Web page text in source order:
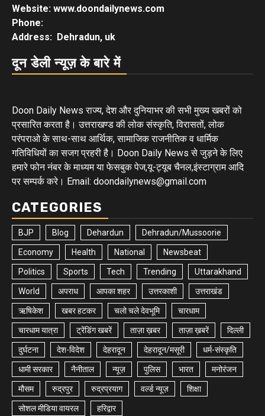
Website: www.doondailynews.com
Phone:
Address: Dehradun, uk
दून डेली न्यूज़ के बारे में
Doon Daily News राज्य, देश और दुनियाभर की सभी मुख्य खबरों को
प्रसारित करता है। उत्तराखण्ड की लोक संस्कृति, विरासतों, लोक
परंपराओ के साथ-साथ आर्थिक, सामाजिक राजनीतिक व धार्मिक
गतिविधियों का सजग प्रहरी है। Doon Daily News से जुड़ने के लिए
हमारे फोन नंबर के माध्यम या फेसबुक पेज,यू-ट्यूब चैनल,इंस्टाग्राम आदि
पर सम्पर्क करे। Email: doondailynews@gmail.com
CATEGORIES
BJP Blog Dehardun Dehradun/Mussoorie
Economy Health National Newsbeat
Politics Sports Tech Trending Uttarakhand
World अपराध आपका शहर उत्तरकाशी उत्तराखंड
ऋषिकेश खबर हटकर चलो चले देवभूमि चारधाम
चारधाम यात्रा ट्रेंडिंग खबरें ताज़ा ख़बर ताज़ा ख़बरें दिल्ली
दुर्घटना देश-विदेश देहरादून देहरादून/मसूरी धर्म-संस्कृति
धामी सरकार नैनीताल न्यूज़ पुलिस भारत मनोरंजन
मौसम रुद्रपुर रुद्रप्रयाग वर्ल्ड न्यूज़ शिक्षा
सोशल मीडिया वायरल हरिद्वार